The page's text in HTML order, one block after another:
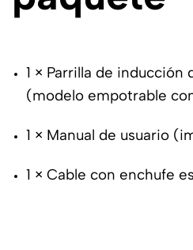
1 × Parrilla de inducción
(modelo empotrable
1 × Manual de usuario
1 × Cable con enchufe